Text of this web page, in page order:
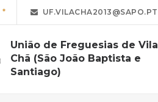
UF.VILACHA2013@SAPO.PT
União de Freguesias de Vila
Chã (São João Baptista e
Santiago)